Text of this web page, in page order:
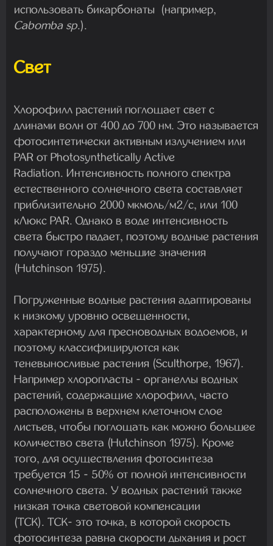
использовать бикарбонаты (например,
Cabomba sp.).
Свет
Хлорофилл растений поглощает свет с
длинами волн от 400 до 700 нм. Это называется
фотосинтетически активным излучением или
PAR от Photosynthetically Active
Radiation. Интенсивность полного спектра
естественного солнечного света составляет
приблизительно 2000 мкмоль/м2/с, или 100
кЛюкс PAR. Однако в воде интенсивность
света быстро падает, поэтому водные растения
получают гораздо меньшие значения
(Hutchinson 1975).
Погруженные водные растения адаптированы
к низкому уровню освещенности,
характерному для пресноводных водоемов, и
поэтому классифицируются как
теневыносливые растения (Sculthorpe, 1967).
Например хлоропласты - органеллы водных
растений, содержащие хлорофилл, часто
расположены в верхнем клеточном слое
листьев, чтобы поглощать как можно большее
количество света (Hutchinson 1975). Кроме
того, для осуществления фотосинтеза
требуется 15 - 50% от полной интенсивности
солнечного света. У водных растений также
низкая точка световой компенсации
(ТСК). ТСК- это точка, в которой скорость
фотосинтеза равна скорости дыхания и рост